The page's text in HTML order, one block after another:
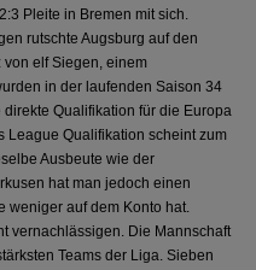
Pleite in Bremen mit sich.
rutschte Augsburg auf den
von elf Siegen, einem
in der laufenden Saison 34
Qualifikation für die Europa
League Qualifikation scheint zum
Ausbeute wie der
hat man jedoch einen
weniger auf dem Konto hat.
vernachlässigen. Die Mannschaft
Teams der Liga. Sieben